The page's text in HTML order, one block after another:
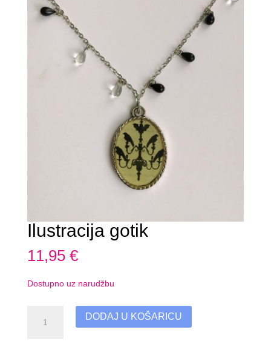
Ilustracija gotik
11,95 €
Dostupno uz narudžbu
gotik
DODAJ U KOŠARICU